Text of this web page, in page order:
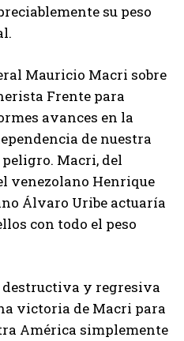
su peso
Mauricio Macri sobre
Frente para
avances en la
de nuestra
Macri, del
venezolano Henrique
Álvaro Uribe actuaría
con todo el peso
y regresiva
victoria de Macri para
América simplemente